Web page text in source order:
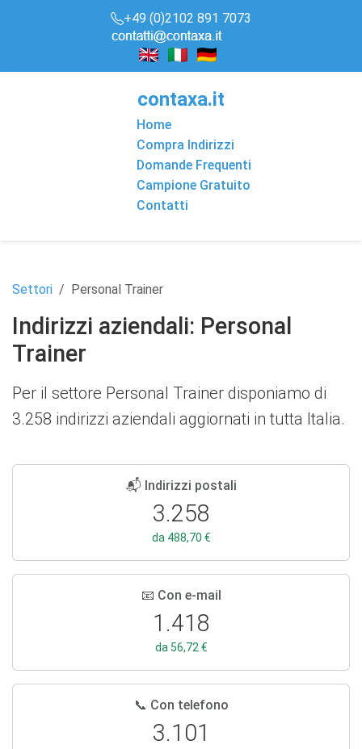
+49 (0)2102 891 7073
contaxa.it
Home
Compra Indirizzi
Domande Frequenti
Campione Gratuito
Contatti
Settori Personal Trainer
Indirizzi aziendali: Personal
Trainer
Per il settore Personal Trainer disponiamo di
3.258 indirizzi aziendali aggiornati in tutta Italia.
📬 Indirizzi postali
3.258
da 488,70 €
📧 Con e-mail
1.418
da 56,72 €
📞 Con telefono
3.101